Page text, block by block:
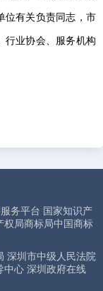
位有关负责同志，市
行业协会、服务机构
务平台 国家知识产
权局商标局中国商标
深圳市中级人民法院
中心 深圳政府在线